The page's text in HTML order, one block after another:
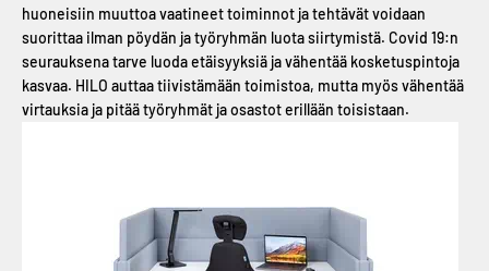
huoneisiin muuttoa vaatineet toiminnot ja tehtävät voidaan
suorittaa ilman pöydän ja työryhmän luota siirtymistä. Covid 19:n
seurauksena tarve luoda etäisyyksiä ja vähentää kosketuspintoja
kasvaa. HILO auttaa tiivistämään toimistoa, mutta myös vähentää
virtauksia ja pitää työryhmät ja osastot erillään toisistaan.